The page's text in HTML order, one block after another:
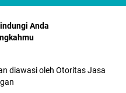
Anda
diawasi oleh Otoritas Jasa